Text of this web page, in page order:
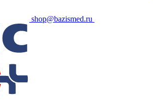
shop@bazismed.ru